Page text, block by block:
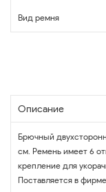
Вид ремня
Описание
Брючный
см. Ремень имеет 6
крепление для
Поставляется в